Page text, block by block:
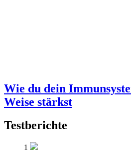
Wie du dein
Weise stärkst
Testberichte
1